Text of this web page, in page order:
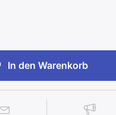
In den Warenkorb